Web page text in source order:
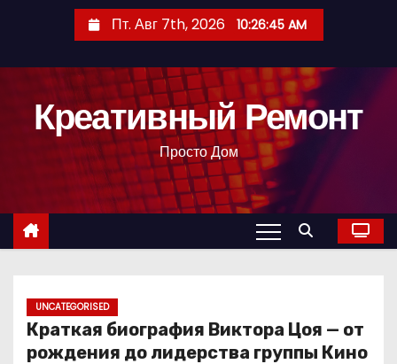
с
Пт. Авг 7th, 2026 10:26:46 AM
Креативный Ремонт
Просто Дом
UNCATEGORISED
Краткая биография Виктора Цоя — от
рождения до лидерства группы Кино